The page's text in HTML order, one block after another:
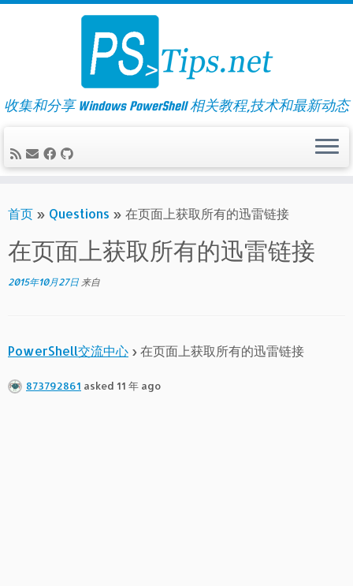
Skip
收集和分享 Windows PowerShell 相关教程,技术和最新动态
首页 » Questions » 在页面上获取所有的迅雷链接
在页面上获取所有的迅雷链接
2015年10月27日 来自
PowerShell交流中心 › 在页面上获取所有的迅雷链接
873792861 asked 11 年 ago